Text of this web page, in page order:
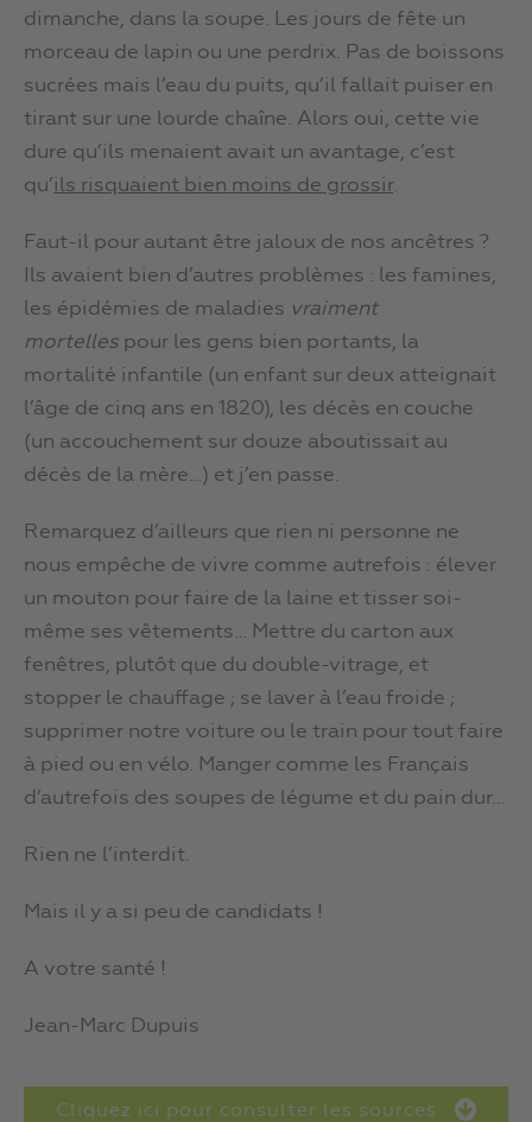
dimanche, dans la soupe. Les jours de fête un
morceau de lapin ou une perdrix. Pas de boissons
sucrées mais l’eau du puits, qu’il fallait puiser en
tirant sur une lourde chaîne. Alors oui, cette vie
dure qu’ils menaient avait un avantage, c’est
qu’ils risquaient bien moins de grossir.
Faut-il pour autant être jaloux de nos ancêtres ?
Ils avaient bien d’autres problèmes : les famines,
les épidémies de maladies vraiment
mortelles pour les gens bien portants, la
mortalité infantile (un enfant sur deux atteignait
l’âge de cinq ans en 1820), les décès en couche
(un accouchement sur douze aboutissait au
décès de la mère…) et j’en passe.
Remarquez d’ailleurs que rien ni personne ne
nous empêche de vivre comme autrefois : élever
un mouton pour faire de la laine et tisser soi-
même ses vêtements… Mettre du carton aux
fenêtres, plutôt que du double-vitrage, et
stopper le chauffage ; se laver à l’eau froide ;
supprimer notre voiture ou le train pour tout faire
à pied ou en vélo. Manger comme les Français
d’autrefois des soupes de légume et du pain dur…
Rien ne l’interdit.
Mais il y a si peu de candidats !
A votre santé !
Jean-Marc Dupuis
Cliquez ici pour consulter les sources :